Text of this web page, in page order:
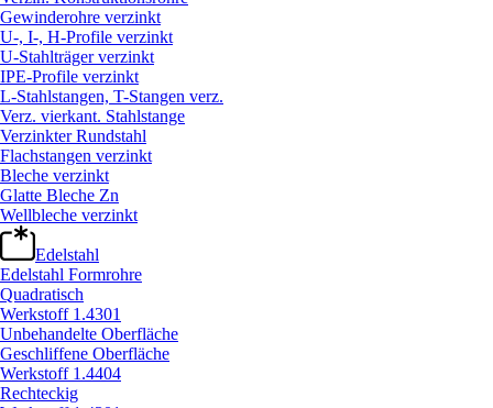
Gewinderohre verzinkt
U-, I-, H-Profile verzinkt
U-Stahlträger verzinkt
IPE-Profile verzinkt
L-Stahlstangen, T-Stangen verz.
Verz. vierkant. Stahlstange
Verzinkter Rundstahl
Flachstangen verzinkt
Bleche verzinkt
Glatte Bleche Zn
Wellbleche verzinkt
Edelstahl
Edelstahl Formrohre
Quadratisch
Werkstoff 1.4301
Unbehandelte Oberfläche
Geschliffene Oberfläche
Werkstoff 1.4404
Rechteckig